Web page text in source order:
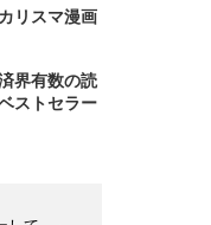
リスマ漫画
界有数の読
ストセラー